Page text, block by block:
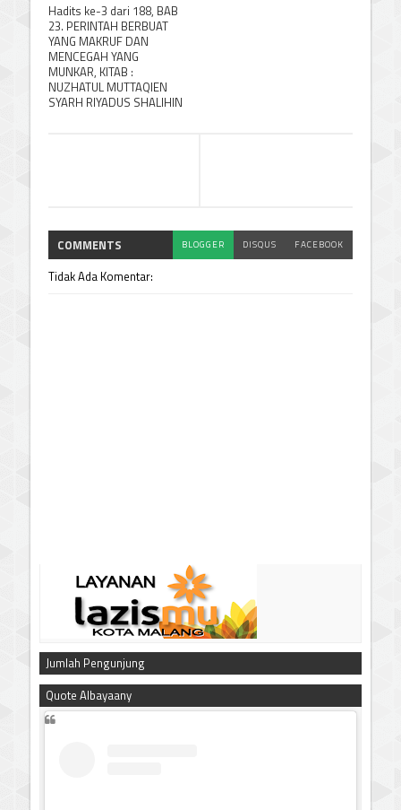
Hadits ke-3 dari 188, BAB
23. PERINTAH BERBUAT
YANG MAKRUF DAN
MENCEGAH YANG
MUNKAR, KITAB :
NUZHATUL MUTTAQIEN
SYARH RIYADUS SHALIHIN
COMMENTS BLOGGER DISQUS FACEBOOK
Tidak Ada Komentar:
Jumlah Pengunjung
Quote Albayaany